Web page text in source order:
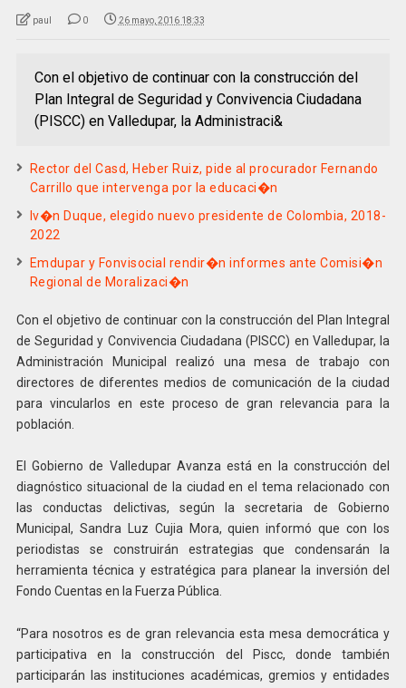
paul 0 26 mayo, 2016 18:33
Con el objetivo de continuar con la construcción del
Plan Integral de Seguridad y Convivencia Ciudadana
(PISCC) en Valledupar, la Administraci&
Rector del Casd, Heber Ruiz, pide al procurador Fernando
Carrillo que intervenga por la educaci�n
Iv�n Duque, elegido nuevo presidente de Colombia, 2018-
2022
Emdupar y Fonvisocial rendir�n informes ante Comisi�n
Regional de Moralizaci�n
Con el objetivo de continuar con la construcción del Plan Integral
de Seguridad y Convivencia Ciudadana (PISCC) en Valledupar, la
Administración Municipal realizó una mesa de trabajo con
directores de diferentes medios de comunicación de la ciudad
para vincularlos en este proceso de gran relevancia para la
población.
El Gobierno de Valledupar Avanza está en la construcción del
diagnóstico situacional de la ciudad en el tema relacionado con
las conductas delictivas, según la secretaria de Gobierno
Municipal, Sandra Luz Cujia Mora, quien informó que con los
periodistas se construirán estrategias que condensarán la
herramienta técnica y estratégica para planear la inversión del
Fondo Cuentas en la Fuerza Pública.
“Para nosotros es de gran relevancia esta mesa democrática y
participativa en la construcción del Piscc, donde también
participarán las instituciones académicas, gremios y entidades